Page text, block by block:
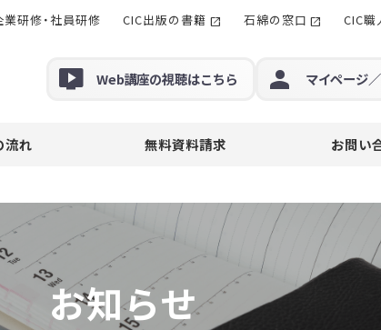
Web講座の視聴はこちら マイページ
流れ 無料資料請求 お問い
業研修・社員研修 CIC出版の書籍 石綿の窓口 CIC職
お知らせ